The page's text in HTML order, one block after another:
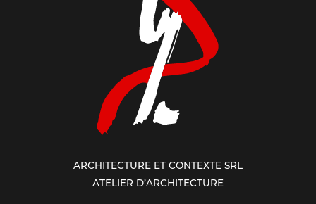
ARCHITECTURE ET CONTEXTE SRL
ATELIER D’ARCHITECTURE